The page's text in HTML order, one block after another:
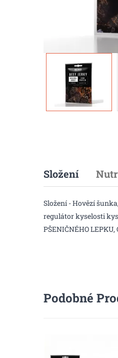
Složení
Složení - Hovězí
regulátor kyselosti
PŠENIČNÉHO LEPKU,
Podobné